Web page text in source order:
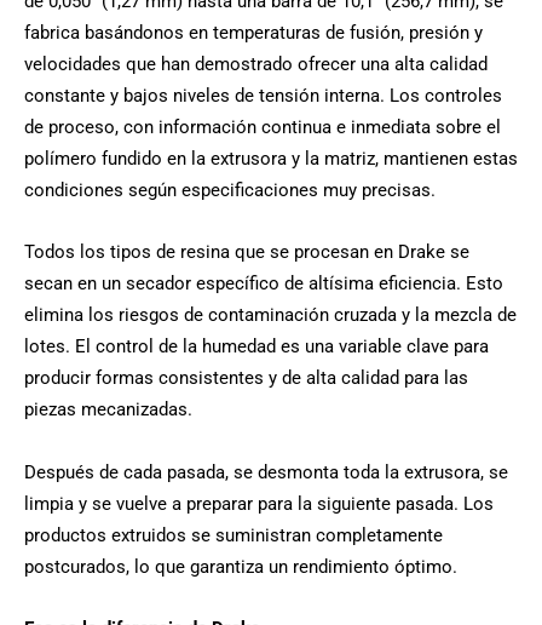
fabrica basándonos en temperaturas de fusión, presión y
velocidades que han demostrado ofrecer una alta calidad
constante y bajos niveles de tensión interna. Los controles
de proceso, con información continua e inmediata sobre el
polímero fundido en la extrusora y la matriz, mantienen estas
condiciones según especificaciones muy precisas.
Todos los tipos de resina que se procesan en Drake se
secan en un secador específico de altísima eficiencia. Esto
elimina los riesgos de contaminación cruzada y la mezcla de
lotes. El control de la humedad es una variable clave para
producir formas consistentes y de alta calidad para las
piezas mecanizadas.
Después de cada pasada, se desmonta toda la extrusora, se
limpia y se vuelve a preparar para la siguiente pasada. Los
productos extruidos se suministran completamente
postcurados, lo que garantiza un rendimiento óptimo.